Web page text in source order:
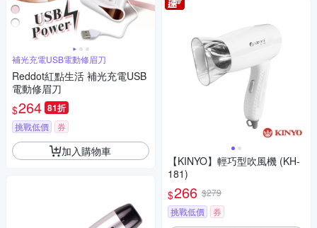
補光充電USB電動修眉刀
Reddot紅點生活 補光充電USB
電動修眉刀
$264 81折
挑戰低價 券
加入購物車
【KINYO】輕巧型吹風機 (KH-
181)
$266 $279
挑戰低價
券